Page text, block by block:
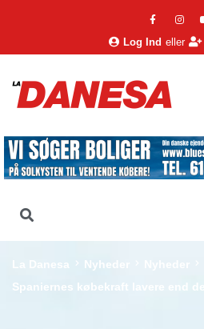
Log Ind eller
La Danesa Nyheder
Spaniernes købekraft lavere end